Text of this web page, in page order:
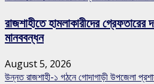
রাজশাহীতে হামলাকারীদের গ্রেফতারের
মানববন্ধন
August 5, 2026
উন্নত রাজশাহী-১ গঠনে গোদাগাড়ী উপজেলা